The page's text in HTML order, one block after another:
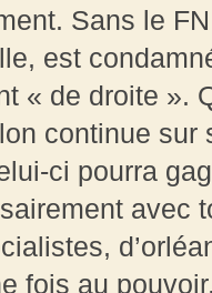
Sans le
est
« de droite ».
continue sur
ci pourra
avec
fois au